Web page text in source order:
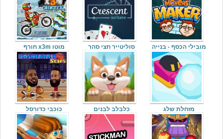
מובילי הכסף - בנייה סוליטייר חצי סהר מוטו x3m חורף
מזחלת שלג כלבלב לבנים כוכבי כדורסל